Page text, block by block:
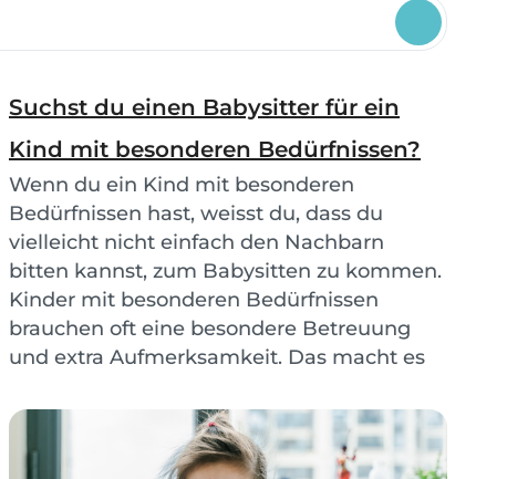
Suchst du einen Babysitter für ein
Kind mit besonderen Bedürfnissen?
Wenn du ein Kind mit besonderen
Bedürfnissen hast, weisst du, dass du
vielleicht nicht einfach den Nachbarn
bitten kannst, zum Babysitten zu kommen.
Kinder mit besonderen Bedürfnissen
brauchen oft eine besondere Betreuung
und extra Aufmerksamkeit. Das macht es
Bedürfnissen schwierig, einen qu...